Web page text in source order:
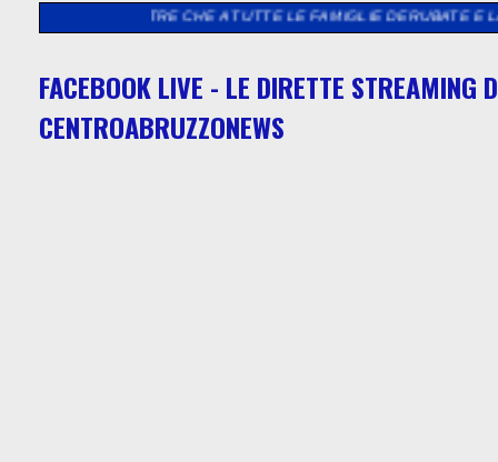
CHE A TUTTE LE FAMIGLIE DERUBATE E LANCIA LA
FACEBOOK LIVE - LE DIRETTE STREAMING
CENTROABRUZZONEWS